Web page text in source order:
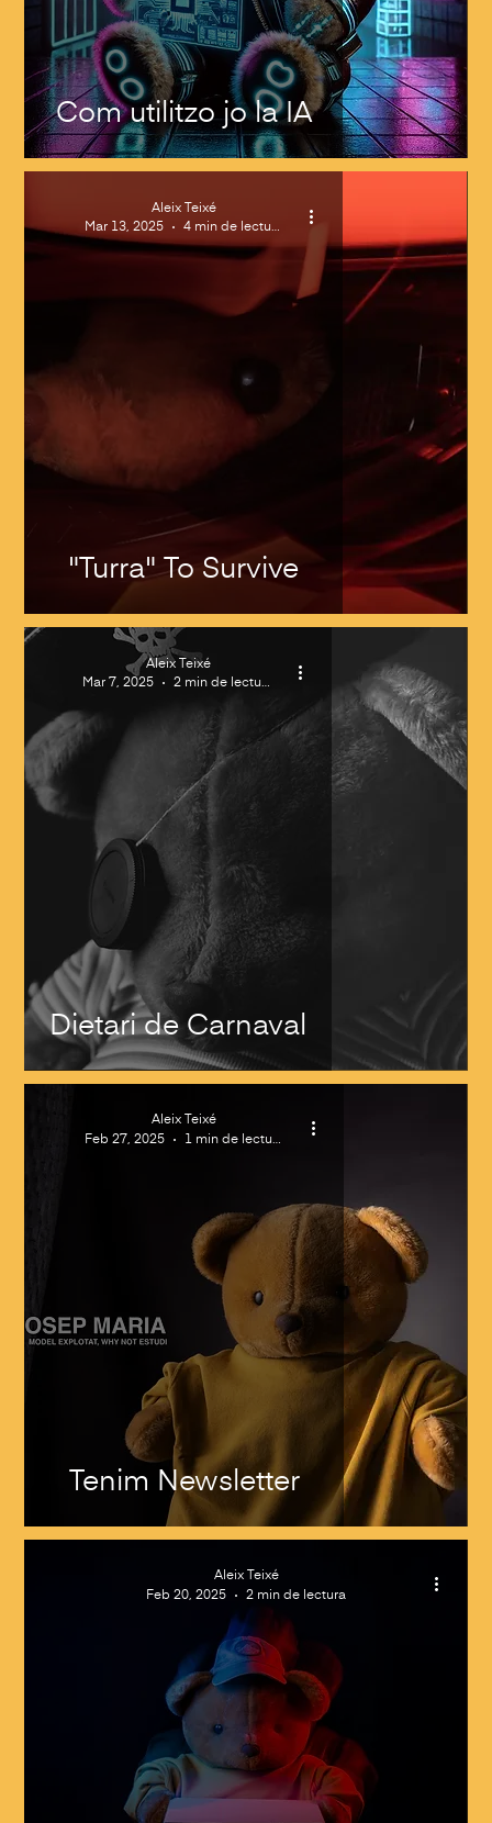
Com utilitzo jo la IA
"Turra" To Survive
Aleix Teixé
Mar 13, 2025
4 min de lectura
Dietari de Carnaval
Aleix Teixé
Mar 7, 2025
2 min de lectura
Tenim Newsletter
Aleix Teixé
Feb 27, 2025
1 min de lectura
Aleix Teixé
Feb 20, 2025
2 min de lectura